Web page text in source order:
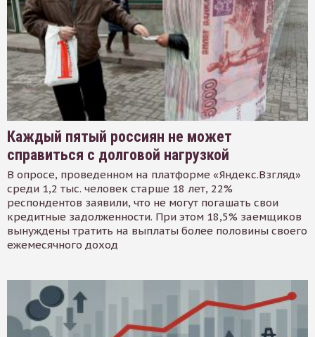
Каждый пятый россиян не может
справиться с долговой нагрузкой
В опросе, проведенном на платформе «Яндекс.Взгляд»
среди 1,2 тыс. человек старше 18 лет, 22%
респондентов заявили, что не могут погашать свои
кредитные задолженности. При этом 18,5% заемщиков
вынуждены тратить на выплаты более половины своего
ежемесячного доход